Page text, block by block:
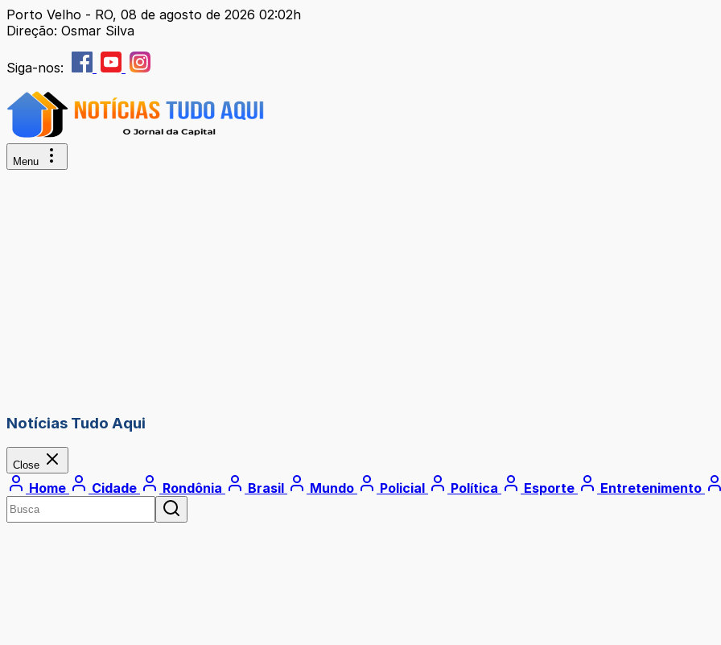
Porto Velho - RO, 08 de agosto de 2026 02:02h
Direção: Osmar Silva
Siga-nos:
Menu
Notícias Tudo Aqui
Close
Home Cidade Rondônia Brasil Mundo Policial Política Esporte Entretenimento